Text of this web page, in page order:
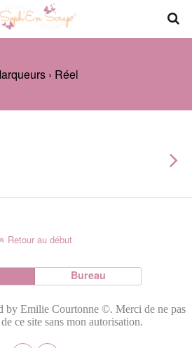
› Réel
Retour au début
Bureau
by Emilie Courtonne ©. Merci de ne pas
ce site sans mon autorisation.